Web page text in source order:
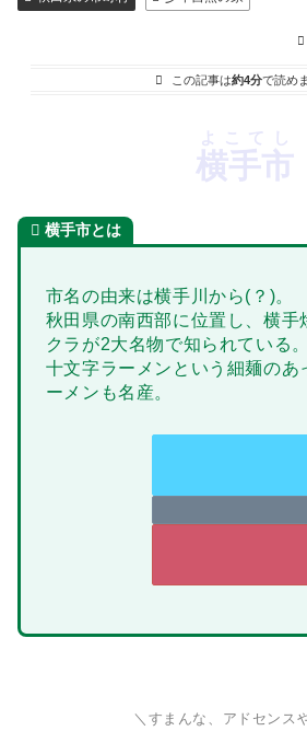
この記事は約4分で読め
横手市
よこてし
横手市とは
市名の由来は横手川から(？)。
秋田県の南西部に位置し、横手
クラが2大名物で知られている。
十文字ラーメンという細麺のあ
ーメンも名産。
＼すまんな、アドセンス